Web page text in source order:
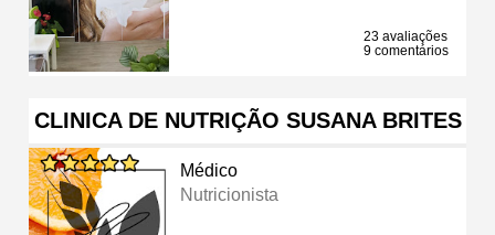
23 avaliações
9 comentários
CLINICA DE NUTRIÇÃO SUSANA BRITES
Médico
Nutricionista